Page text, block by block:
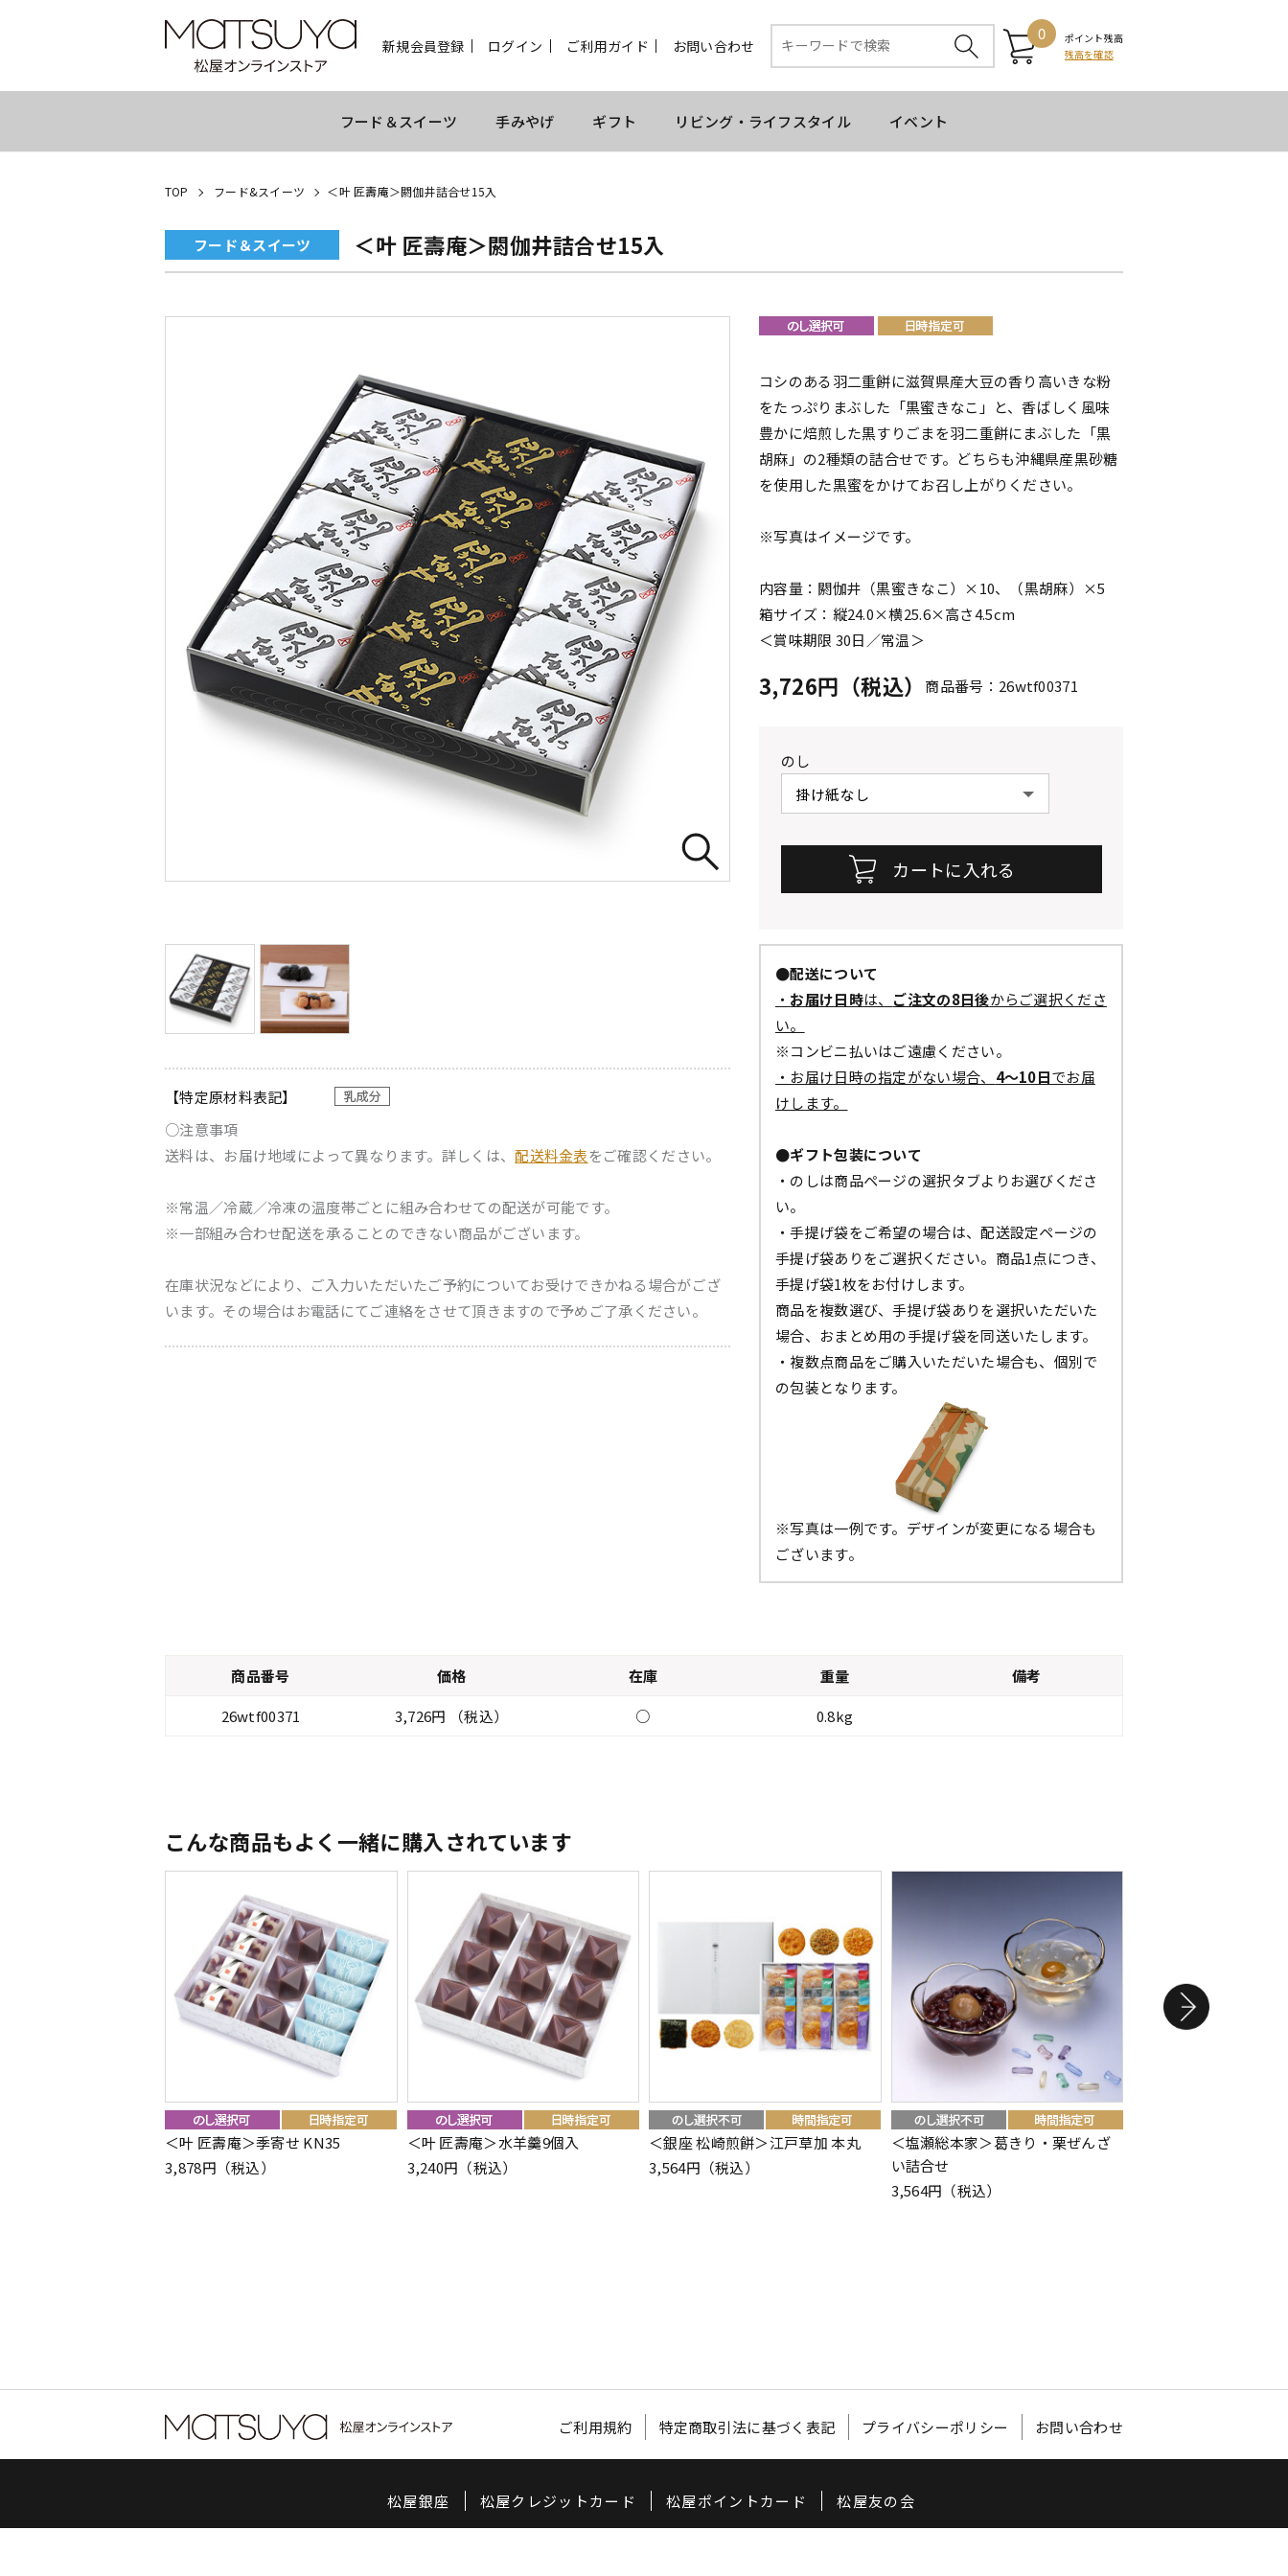
新規会員登録 ログイン ご利用ガイド お問い合わせ
0
ポイント残高
残高を確認
フード＆スイーツ 手みやげ ギフト リビング・ライフスタイル イベント
TOP フード&スイーツ ＜叶 匠壽庵＞閼伽井詰合せ15入
フード＆スイーツ ＜叶 匠壽庵＞閼伽井詰合せ15入
【特定原材料表記】
○注意事項
送料は、お届け地域によって異なります。詳しくは、配送料金表をご確認ください。
※常温／冷蔵／冷凍の温度帯ごとに組み合わせての配送が可能です。
※一部組み合わせ配送を承ることのできない商品がございます。
在庫状況などにより、ご入力いただいたご予約についてお受けできかねる場合がござ
います。その場合はお電話にてご連絡をさせて頂きますので予めご了承ください。
コシのある羽二重餅に滋賀県産大豆の香り高いきな粉
をたっぷりまぶした「黒蜜きなこ」と、香ばしく風味
豊かに焙煎した黒すりごまを羽二重餅にまぶした「黒
胡麻」の2種類の詰合せです。どちらも沖縄県産黒砂糖
を使用した黒蜜をかけてお召し上がりください。
※写真はイメージです。
内容量：閼伽井（黒蜜きなこ）×10、（黒胡麻）×5
箱サイズ：縦24.0×横25.6×高さ4.5cm
＜賞味期限 30日／常温＞
3,726円（税込） 商品番号：26wtf00371
のし
●配送について
・ お届け日時は、 ご注文の8日後からご選択くださ
い。
※コンビニ払いはご遠慮ください。
・お届け日時の指定がない場合、 4～10日でお届
けします。
●ギフト包装について
・のしは商品ページの選択タブよりお選びくださ
い。
・手提げ袋をご希望の場合は、配送設定ページの
手提げ袋ありをご選択ください。商品1点につき、
手提げ袋1枚をお付けします。
商品を複数選び、手提げ袋ありを選択いただいた
場合、おまとめ用の手提げ袋を同送いたします。
・複数点商品をご購入いただいた場合も、個別で
の包装となります。
※写真は一例です。デザインが変更になる場合も
ございます。
商品番号 価格 在庫 重量
備考
26wtf00371
3,726円 （税込） ○ 0.8kg
こんな商品もよく一緒に購入されています
＜叶 匠壽庵＞季寄せ KN35
3,878円（税込）
＜叶 匠壽庵＞水羊羹9個入
3,240円（税込）
＜銀座 松崎煎餅＞江戸草加 本丸
3,564円（税込）
＜塩瀬総本家＞葛きり・栗ぜんざ
い詰合せ
3,564円（税込）
ご利用規約 特定商取引法に基づく表記 プライバシーポリシー お問い合わせ
松屋銀座 松屋クレジットカード 松屋ポイントカード 松屋友の会